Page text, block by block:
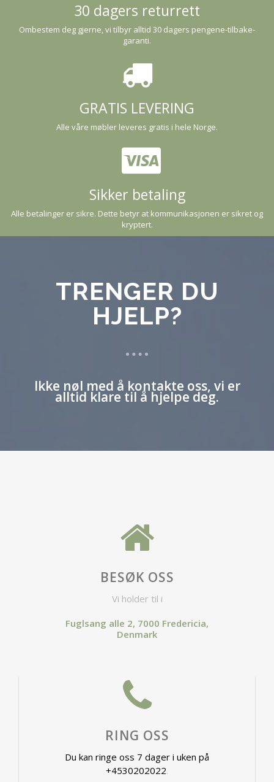
30 dagers returrett
Ombestem deg gjerne, vi tilbyr alltid 30 dagers pengene-tilbake-
garanti.
GRATIS LEVERING
Alle våre møbler leveres gratis i hele Norge.
Sikker betaling
Alle betalinger er sikre. Dette betyr at kommunikasjonen er sikret og
kryptert.
TRENGER DU
HJELP?
Ikke nøl med å kontakte oss, vi er
alltid klare til å hjelpe deg.
BESØK OSS
Vi holder til i
Fuglsang alle 2, 7000 Fredericia,
Denmark
RING OSS
Du kan ringe oss 7 dager i uken på
+4530202022.